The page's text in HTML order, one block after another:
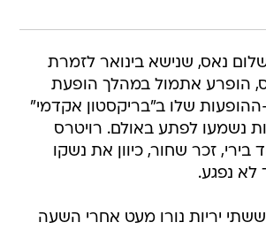
נאס, שנישא בינואר לזמרת
הופרע אתמול במהלך הופעת
ההופעות שלו ב"בריקסטון אקדמי"
נשמעו לפתע באולם. רויטרס
בירי, זכר שחור, כיוון את נשקו
נפגע.
יריות נורו מעט אחרי השעה